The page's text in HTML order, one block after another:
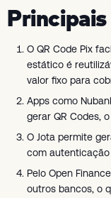
O QR Code Pix
estático é
valor fixo para
Apps como
gerar QR Codes,
O Jota permite
com autenticação
Pelo Open
outros bancos, o